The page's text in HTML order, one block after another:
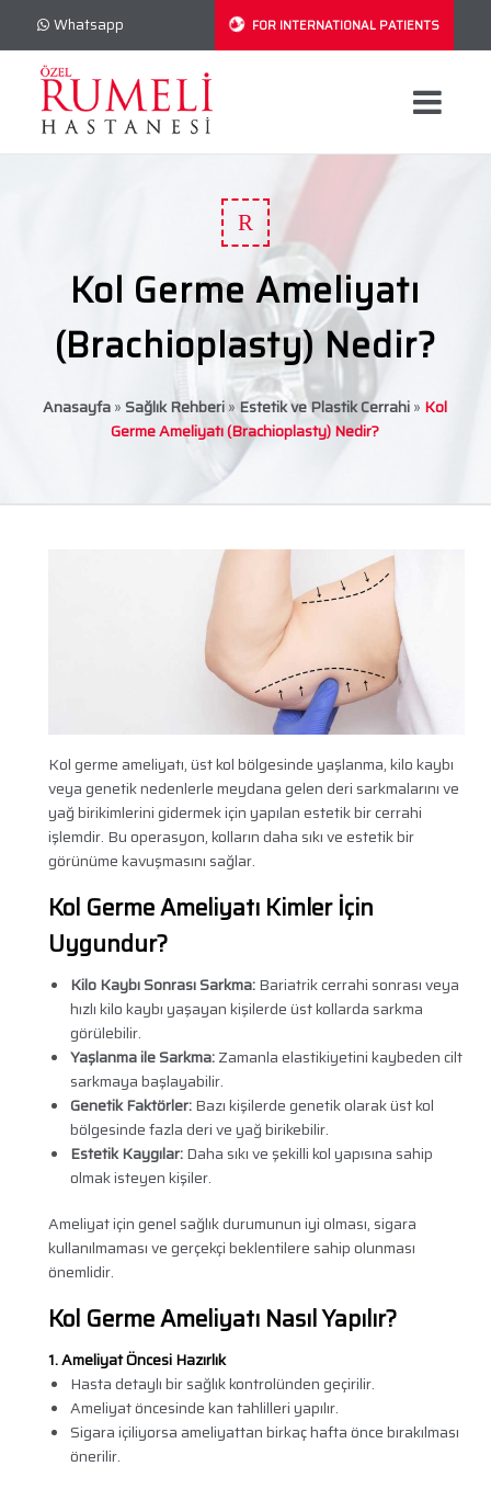
Whatsapp FOR INTERNATIONAL PATIENTS
R
Kol Germe Ameliyatı
(Brachioplasty) Nedir?
Anasayfa» Sağlık Rehberi» Estetik ve Plastik Cerrahi» Kol
Germe Ameliyatı (Brachioplasty) Nedir?
Kol germe ameliyatı, üst kol bölgesinde yaşlanma, kilo kaybı
veya genetik nedenlerle meydana gelen deri sarkmalarını ve
yağ birikimlerini gidermek için yapılan estetik bir cerrahi
işlemdir. Bu operasyon, kolların daha sıkı ve estetik bir
görünüme kavuşmasını sağlar.
Kol Germe Ameliyatı Kimler İçin
Uygundur?
Kilo Kaybı Sonrası Sarkma:Bariatrik cerrahi sonrası veya
hızlı kilo kaybı yaşayan kişilerde üst kollarda sarkma
görülebilir.
Yaşlanma ile Sarkma:Zamanla elastikiyetini kaybeden cilt
sarkmaya başlayabilir.
Genetik Faktörler:Bazı kişilerde genetik olarak üst kol
bölgesinde fazla deri ve yağ birikebilir.
Estetik Kaygılar:Daha sıkı ve şekilli kol yapısına sahip
olmak isteyen kişiler.
Ameliyat için genel sağlık durumunun iyi olması, sigara
kullanılmaması ve gerçekçi beklentilere sahip olunması
önemlidir.
Kol Germe Ameliyatı Nasıl Yapılır?
1. Ameliyat Öncesi Hazırlık
Hasta detaylı bir sağlık kontrolünden geçirilir.
Ameliyat öncesinde kan tahlilleri yapılır.
Sigara içiliyorsa ameliyattan birkaç hafta önce bırakılması
önerilir.